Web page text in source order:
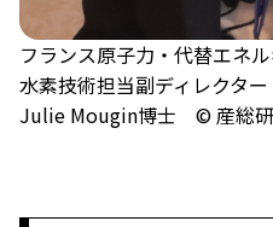
フランス原子力・代替エネ
水素技術担当副ディレクター
Julie Mougin博士 © 産総研